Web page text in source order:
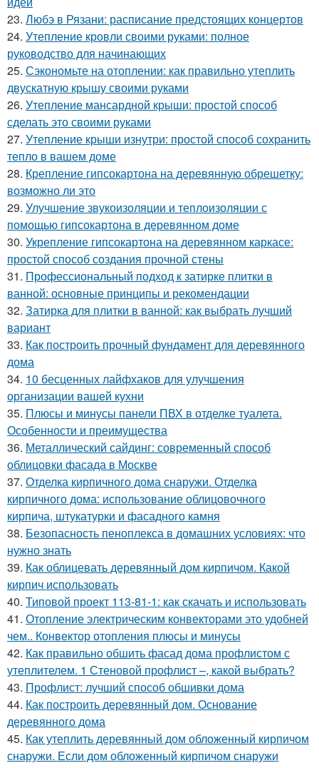
23. Любэ в Рязани: расписание предстоящих концертов
24. Утепление кровли своими руками: полное
руководство для начинающих
25. Сэкономьте на отоплении: как правильно утеплить
двускатную крышу своими руками
26. Утепление мансардной крыши: простой способ
сделать это своими руками
27. Утепление крыши изнутри: простой способ сохранить
тепло в вашем доме
28. Крепление гипсокартона на деревянную обрешетку:
возможно ли это
29. Улучшение звукоизоляции и теплоизоляции с
помощью гипсокартона в деревянном доме
30. Укрепление гипсокартона на деревянном каркасе:
простой способ создания прочной стены
31. Профессиональный подход к затирке плитки в
ванной: основные принципы и рекомендации
32. Затирка для плитки в ванной: как выбрать лучший
вариант
33. Как построить прочный фундамент для деревянного
дома
34. 10 бесценных лайфхаков для улучшения
организации вашей кухни
35. Плюсы и минусы панели ПВХ в отделке туалета.
Особенности и преимущества
36. Металлический сайдинг: современный способ
облицовки фасада в Москве
37. Отделка кирпичного дома снаружи. Отделка
кирпичного дома: использование облицовочного
кирпича, штукатурки и фасадного камня
38. Безопасность пеноплекса в домашних условиях: что
нужно знать
39. Как облицевать деревянный дом кирпичом. Какой
кирпич использовать
40. Типовой проект 113-81-1: как скачать и использовать
41. Отопление электрическим конвекторами это удобней
чем.. Конвектор отопления плюсы и минусы
42. Как правильно обшить фасад дома профлистом с
утеплителем. 1 Стеновой профлист –, какой выбрать?
43. Профлист: лучший способ обшивки дома
44. Как построить деревянный дом. Основание
деревянного дома
45. Как утеплить деревянный дом обложенный кирпичом
снаружи. Если дом обложенный кирпичом снаружи